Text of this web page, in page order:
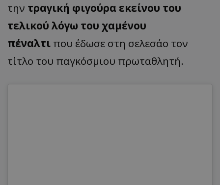
την τραγική φιγούρα εκείνου του
τελικού λόγω του χαμένου
πέναλτι που έδωσε στη σελεσάο τον
τίτλο του παγκόσμιου πρωταθλητή.